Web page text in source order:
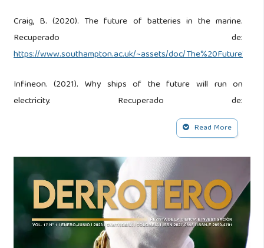
Craig, B. (2020). The future of batteries in the marine.
Recuperado de:
https://www.southampton.ac.uk/~assets/doc/
Infineon. (2021). Why ships of the future will run on
electricity. Recuperado de:
https://www.infineon.com/cms/en/discoveries/electrified-
Kim, Y. R., Kim, J. M., Jung, J. J., Kim, S. Y., Choi, H., & Lee, H.
G. (2021). Comprehensive design of shipboard power
systems for pure electric propulsion ship based on battery
energy storage system. Energies. Recuperado de:
https://doi.org/10.3390/en14175266.
Read More